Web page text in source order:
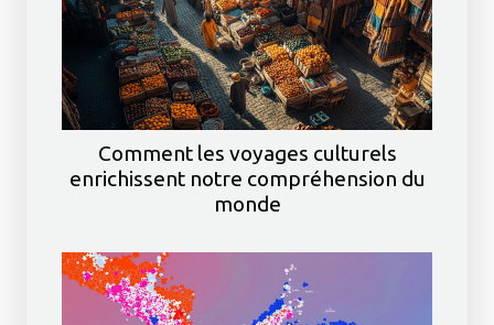
Comment les voyages culturels
enrichissent notre compréhension du
monde